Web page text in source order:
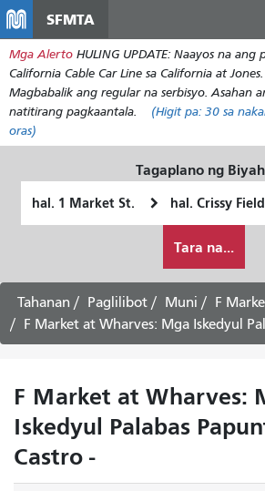
nilalaman
SFMTA
Mga Alerto HULING UPDATE: Naayos na ang
California Cable Car Line sa California at Jones.
Magbabalik ang regular na serbisyo. Asahan
natitirang pagkaantala.
(Higit pa: 30 sa
oras)
Tagaplano ng
ko
gustong
Tara na...
Tahanan Paglilibot Muni
F
F Market at Wharves: Mga Iskedyul Palabas
F Market at Wharves:
Iskedyul Palabas
Castro -